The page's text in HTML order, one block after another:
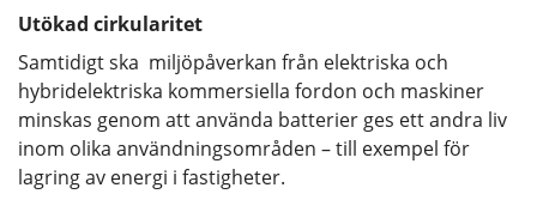
Utökad cirkularitet
Samtidigt ska miljöpåverkan från elektriska och
hybridelektriska kommersiella fordon och maskiner
minskas genom att använda batterier ges ett andra liv
inom olika användningsområden – till exempel för
lagring av energi i fastigheter.